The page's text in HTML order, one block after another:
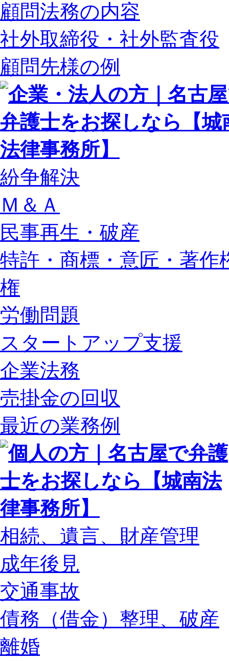
顧問法務の内容
社外取締役・社外監査役
顧問先様の例
紛争解決
Ｍ＆Ａ
民事再生・破産
特許・商標・意匠・著作
権
労働問題
スタートアップ支援
企業法務
売掛金の回収
最近の業務例
相続、遺言、財産管理
成年後見
交通事故
債務（借金）整理、破産
離婚